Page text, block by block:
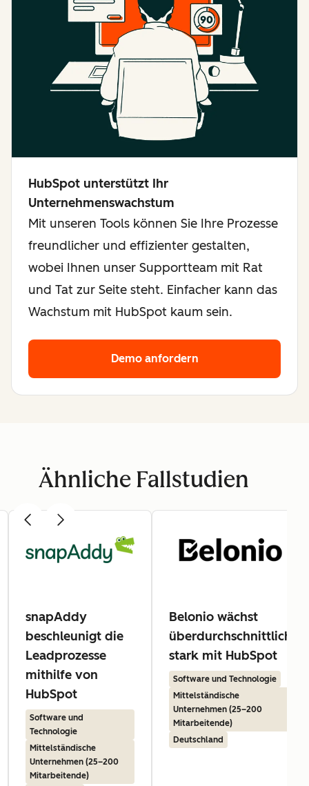
HubSpot unterstützt Ihr
Unternehmenswachstum
Mit unseren Tools können Sie Ihre Prozesse
freundlicher und effizienter gestalten,
wobei Ihnen unser Supportteam mit Rat
und Tat zur Seite steht. Einfacher kann das
Wachstum mit HubSpot kaum sein.
Demo anfordern
Ähnliche Fallstudien
snapAddy
beschleunigt die
Leadprozesse
mithilfe von
HubSpot
Software und
Technologie
Mittelständische
Unternehmen (25–200
Mitarbeitende)
Belonio wächst
überdurchschnittlich
stark mit HubSpot
Software und Technologie
Mittelständische
Unternehmen (25–200
Mitarbeitende)
Deutschland